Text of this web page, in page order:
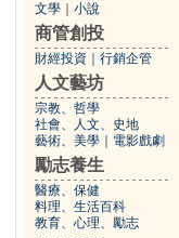
文學 小說
商管創投
財經投資 行銷企管
人文藝坊
宗教、哲學
社會、人文、史地
藝術、美學
電影戲劇
勵志養生
醫療、保健
料理、生活百科
教育、心理、勵志